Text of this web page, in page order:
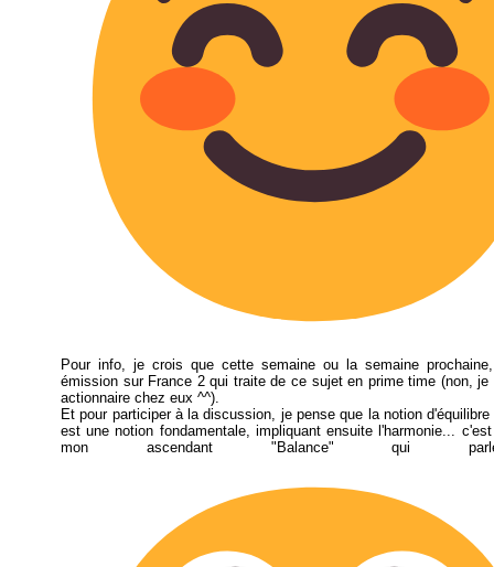
Pour info, je crois que cette semaine ou la semaine
émission sur France 2 qui traite de ce sujet en prime time (non,
actionnaire chez eux ^^).
Et pour participer à la discussion, je pense que la notion
est une notion fondamentale, impliquant ensuite l'harmonie...
mon ascendant "Balance" qui